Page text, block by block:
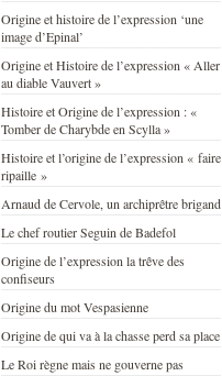
Origine et histoire de l’expression ‘une
image d’Epinal’
Origine et Histoire de l’expression « Aller
au diable Vauvert »
Histoire et Origine de l’expression : «
Tomber de Charybde en Scylla »
Histoire et l’origine de l’expression « faire
ripaille »
Arnaud de Cervole, un archiprêtre brigand
Le chef routier Seguin de Badefol
Origine de l’expression la trêve des
confiseurs
Origine du mot Vespasienne
Origine de qui va à la chasse perd sa place
Le Roi règne mais ne gouverne pas